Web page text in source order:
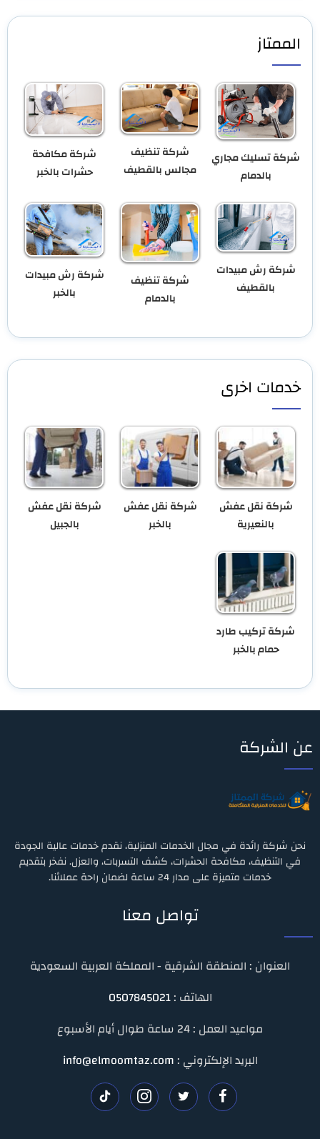
الممتاز
شركة تسليك مجاري
بالدمام
شركة تنظيف
مجالس بالقطيف
شركة مكافحة
حشرات بالخبر
شركة رش مبيدات
بالقطيف
شركة تنظيف
بالدمام
شركة رش مبيدات
بالخبر
خدمات اخرى
شركة نقل عفش
بالنعيرية
شركة نقل عفش
بالخبر
شركة نقل عفش
بالجبيل
شركة تركيب طارد
حمام بالخبر
عن الشركة
نحن شركة رائدة في مجال الخدمات المنزلية، نقدم خدمات عالية الجودة
في التنظيف، مكافحة الحشرات، كشف التسربات، والعزل. نفخر بتقديم
خدمات متميزة على مدار 24 ساعة لضمان راحة عملائنا.
تواصل معنا
العنوان : المنطقة الشرقية - المملكة العربية السعودية
الهاتف :0507845021
مواعيد العمل : 24 ساعة طوال أيام الأسبوع
البريد الإلكتروني : info@elmoomtaz.com
تابعنا
تابعنا
تابعنا
تابعنا